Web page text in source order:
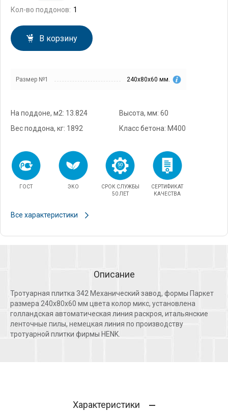
Кол-во поддонов:
В корзину
Размер №1 240х80х60 мм.
На поддоне, м2: 13.824
Высота, мм: 60
Вес поддона, кг: 1892
Класс бетона: М400
ГОСТ ЭКО
СРОК СЛУЖБЫ
50 ЛЕТ
СЕРТИФИКАТ
КАЧЕСТВА
Все характеристики
Описание
Тротуарная плитка 342 Механический завод, формы Паркет
размера 240х80х60 мм цвета колор микс, установлена
голландская автоматическая линия раскроя, итальянские
ленточные пилы, немецкая линия по производству
тротуарной плитки фирмы HENK.
Характеристики